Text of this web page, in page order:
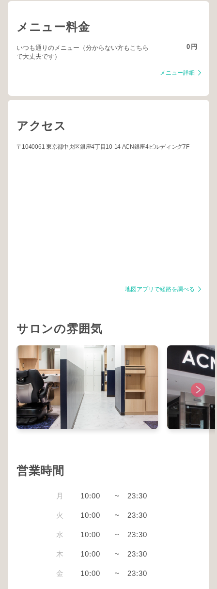
メニュー料金
いつも通りのメニュー（分からない方もこちら
で大丈夫です）
0 円
メニュー詳細
アクセス
〒1040061 東京都中央区銀座4丁目10-14 ACN銀座4ビルディング7F
地図アプリで経路を調べる
サロンの雰囲気
営業時間
月 10:00 ~ 23:30
火 10:00 ~ 23:30
水 10:00 ~ 23:30
木 10:00 ~ 23:30
金 10:00 ~ 23:30